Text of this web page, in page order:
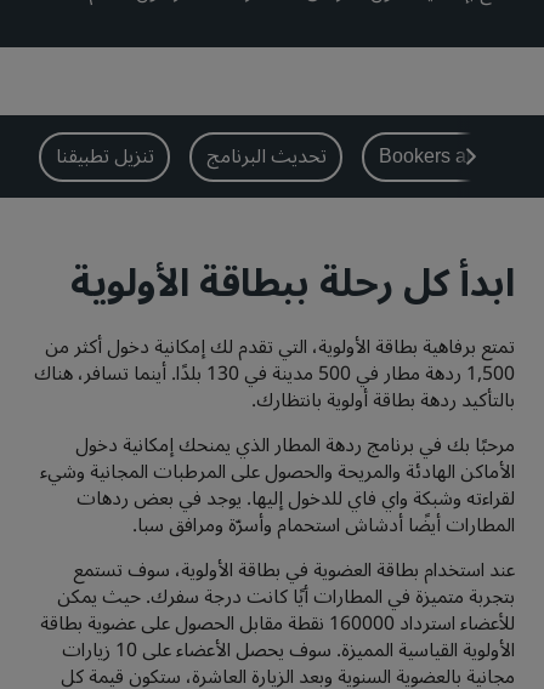
بارك بلازا بارك إن باي راديسون
Prize by Radisson كانتري إن آند سويتس
العلامات التجارية التابعة في الصين
J.
Jin Jiang
Kunlun
Golden Tulip
تفضل بزيارة مدونتنا
Bookers and تحديث البرنامج تنزيل تطبيقنا
ابدأ كل رحلة ببطاقة الأولوية
تمتع برفاهية بطاقة الأولوية، التي تقدم لك إمكانية دخول أكثر من
1,500 ردهة مطار في 500 مدينة في 130 بلدًا. أينما تسافر، هناك
بالتأكيد ردهة بطاقة أولوية بانتظارك.
مرحبًا بك في برنامج ردهة المطار الذي يمنحك إمكانية دخول
الأماكن الهادئة والمريحة والحصول على المرطبات المجانية وشيء
لقراءته وشبكة واي فاي للدخول إليها. يوجد في بعض ردهات
المطارات أيضًا أدشاش استحمام وأسرّة ومرافق سبا.
عند استخدام بطاقة العضوية في بطاقة الأولوية، سوف تستمع
بتجربة متميزة في المطارات أيًا كانت درجة سفرك. حيث يمكن
للأعضاء استرداد 160000 نقطة مقابل الحصول على عضوية بطاقة
الأولوية القياسية المميزة. سوف يحصل الأعضاء على 10 زيارات
مجانية بالعضوية السنوية وبعد الزيارة العاشرة، ستكون قيمة كل